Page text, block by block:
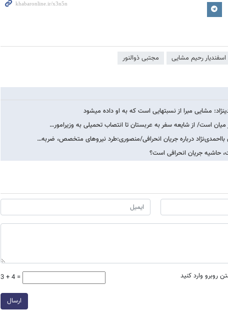
اسفندیار رحیم مشایی مجتبی ذوالنور
مشایی مبرا از نسبت​هایی است که به او داده می​شود
است/ از شایعه سفر به عربستان تا انتصاب تحمیلی به وزیرامور…
درباره جریان انحرافی/منصوری:طرد نیروهای متخصص، ضربه…
حاشیه جریان انحرافی است؟
روبرو وارد کنید 3 + 4 =
ارسال